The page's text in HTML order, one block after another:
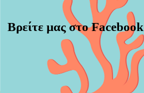
Βρείτε μας στο Facebook